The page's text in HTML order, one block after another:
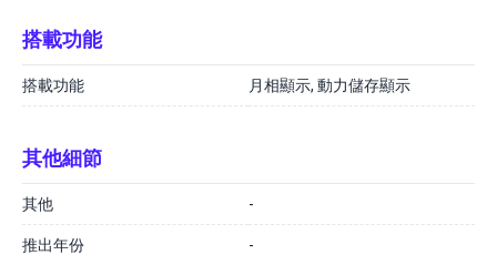
搭載功能
搭載功能 月相顯示, 動力儲存顯示
其他細節
其他 -
推出年份 -